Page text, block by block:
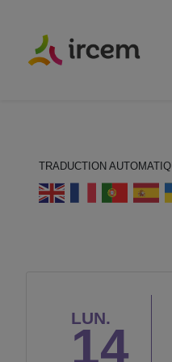
TRADUCTION
LUN.
14